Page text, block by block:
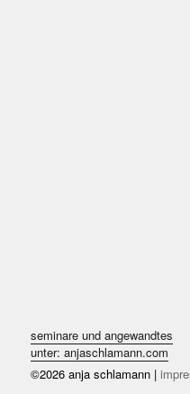
seminare und angewandtes
unter: anjaschlamann.com
©2026 anja schlamann |